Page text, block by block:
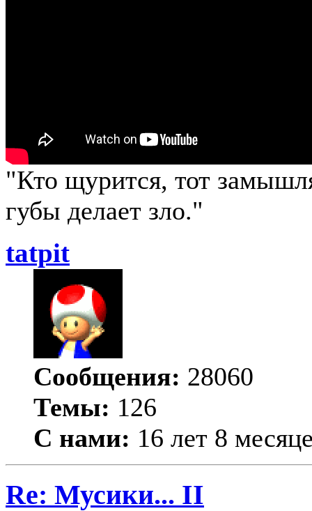
"Кто щурится, тот
губы делает зло."
tatpit
Сообщения: 28060
Темы: 126
С нами: 16 лет 8
Re: Мусики... II